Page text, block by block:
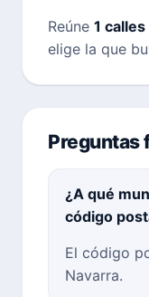
Reúne 1 calles
elige la que
Preguntas
¿A qué
código
El código
Navarra.